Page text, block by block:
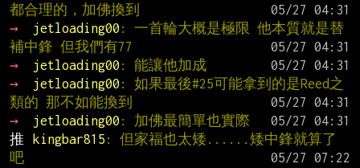
都合理的，加佛換到
→
jetloading00 : 一首輪大概是極限 他本質就是替
補中鋒 但我們有77
→
jetloading00 : 能讓他加成
→
jetloading00 : 如果最後#25可能拿到的是Reed之
類的 那不如能換到
→
jetloading00 : 加佛最簡單也實際
推
kingbar815 : 但家福也太矮......矮中鋒就算了
吧